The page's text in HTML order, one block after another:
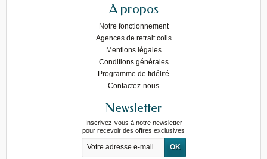
A propos
Notre fonctionnement
Agences de retrait colis
Mentions légales
Conditions générales
Programme de fidélité
Contactez-nous
Newsletter
Inscrivez-vous à notre newsletter
pour recevoir des offres exclusives